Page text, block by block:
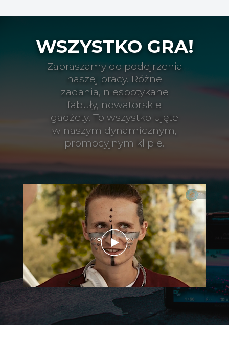
WSZYSTKO GRA!
Zapraszamy do podejrzenia
naszej pracy. Różne
zadania, niespotykane
fabuły, nowatorskie
gadżety. To wszystko ujęte
w naszym dynamicznym,
promocyjnym klipie.